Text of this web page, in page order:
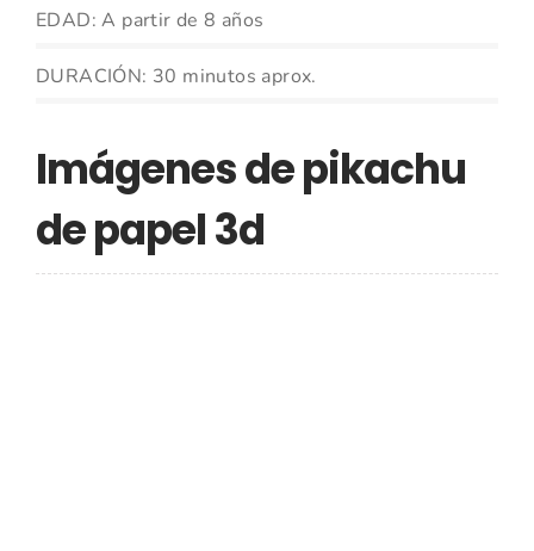
EDAD: A partir de 8 años
DURACIÓN: 30 minutos aprox.
Imágenes de pikachu
de papel 3d